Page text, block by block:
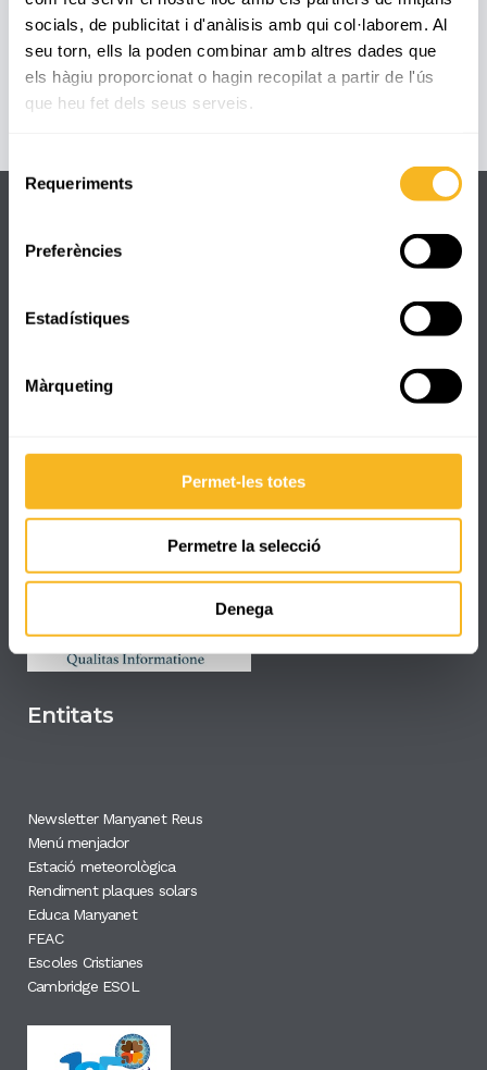
socials, de publicitat i d'anàlisis amb qui col·laborem. Al
seu torn, ells la poden combinar amb altres dades que
els hàgiu proporcionat o hagin recopilat a partir de l'ús
que heu fet dels seus serveis.
Requeriments
Preferències
Estadístiques
Màrqueting
Permet-les totes
Permetre la selecció
Denega
+34 977 330 832
8:00 - 17:30
Entitats
Newsletter Manyanet Reus
Menú menjador
Estació meteorològica
Rendiment plaques solars
Educa Manyanet
FEAC
Escoles Cristianes
Cambridge ESOL